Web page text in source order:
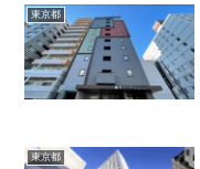
東京都
東京都